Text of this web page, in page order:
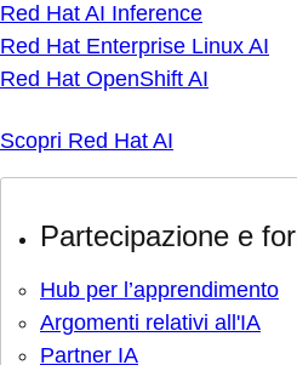
Red Hat AI Inference
Red Hat Enterprise Linux AI
Red Hat OpenShift AI
Scopri Red Hat AI
Partecipazione e
Hub per l’apprendimento
Argomenti relativi all'IA
Partner IA